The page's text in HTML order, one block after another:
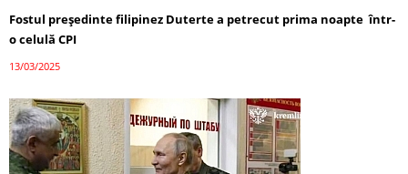
Fostul președinte filipinez Duterte a petrecut prima noapte într-
o celulă CPI
13/03/2025